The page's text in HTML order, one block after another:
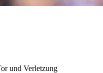
und Verletzung